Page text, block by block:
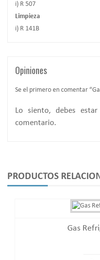
i) R 507
Limpieza
i) R 141B
Opiniones
Se el primero en comentar
Lo siento, debes estar
comentario.
PRODUCTOS
Gas